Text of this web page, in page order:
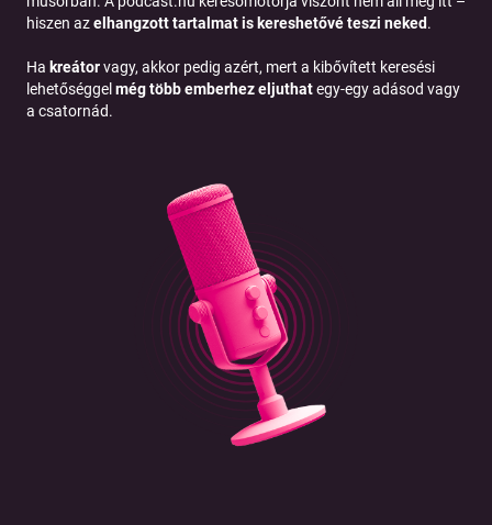
hiszen azelhangzott tartalmat is kereshetővé teszi neked.
Ha kreátorvagy, akkor pedig azért, mert a kibővített keresési
lehetőséggel még több emberhez eljuthategy-egy adásod vagy
a csatornád.